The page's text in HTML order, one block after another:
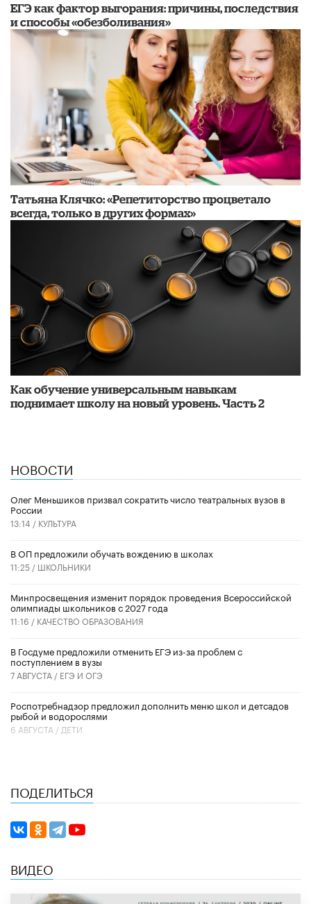
​ЕГЭ как фактор выгорания: причины, последствия
и способы «обезболивания»
​Татьяна Клячко: «Репетиторство процветало
всегда, только в других формах»
​Как обучение универсальным навыкам
поднимает школу на новый уровень. Часть 2
НОВОСТИ
Олег Меньшиков призвал сократить число театральных вузов в
России
13:14 / КУЛЬТУРА
В ОП предложили обучать вождению в школах
11:25 / ШКОЛЬНИКИ
Минпросвещения изменит порядок проведения Всероссийской
олимпиады школьников с 2027 года
11:16 / КАЧЕСТВО ОБРАЗОВАНИЯ
В Госдуме предложили отменить ЕГЭ из-за проблем с
поступлением в вузы
7 АВГУСТА / ЕГЭ И ОГЭ
Роспотребнадзор предложил дополнить меню школ и детсадов
рыбой и водорослями
6 АВГУСТА / ДЕТИ
ПОДЕЛИТЬСЯ
ВИДЕО